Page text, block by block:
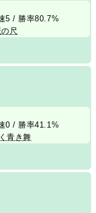
5 / 勝率80.7%
尺
0 / 勝率41.1%
青き舞